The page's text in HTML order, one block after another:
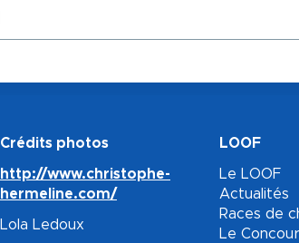
Crédits photos
http://www.christophe-
hermeline.com/
Lola Ledoux
LOOF
Le LOOF
Actualités
Races de
Le